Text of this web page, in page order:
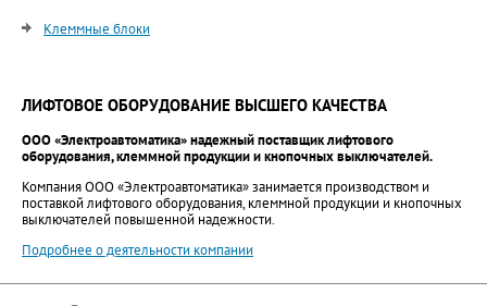
Клеммные блоки
ЛИФТОВОЕ ОБОРУДОВАНИЕ ВЫСШЕГО КАЧЕСТВА
ООО «Электроавтоматика» надежный поставщик лифтового
оборудования, клеммной продукции и кнопочных выключателей.
Компания ООО «Электроавтоматика» занимается производством и
поставкой лифтового оборудования, клеммной продукции и кнопочных
выключателей повышенной надежности.
Подробнее о деятельности компании